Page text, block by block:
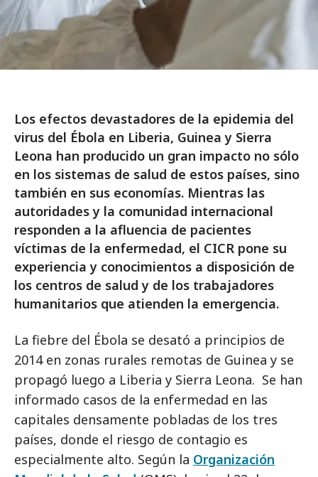
Los efectos devastadores de la epidemia del
virus del Ébola en Liberia, Guinea y Sierra
Leona han producido un gran impacto no sólo
en los sistemas de salud de estos países, sino
también en sus economías. Mientras las
autoridades y la comunidad internacional
responden a la afluencia de pacientes
víctimas de la enfermedad, el CICR pone su
experiencia y conocimientos a disposición de
los centros de salud y de los trabajadores
humanitarios que atienden la emergencia.
La fiebre del Ébola se desató a principios de
2014 en zonas rurales remotas de Guinea y se
propagó luego a Liberia y Sierra Leona. Se han
informado casos de la enfermedad en las
capitales densamente pobladas de los tres
países, donde el riesgo de contagio es
especialmente alto. Según la Organización